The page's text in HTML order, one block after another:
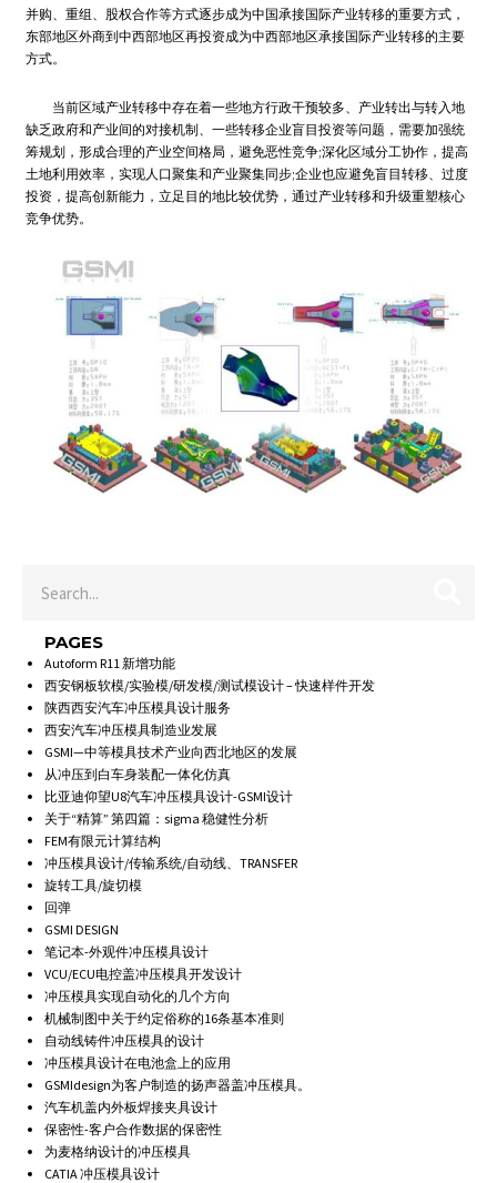
并购、重组、股权合作等方式逐步成为中国承接国际产业转移的重要方式，
东部地区外商到中西部地区再投资成为中西部地区承接国际产业转移的主要
方式。
当前区域产业转移中存在着一些地方行政干预较多、产业转出与转入地
缺乏政府和产业间的对接机制、一些转移企业盲目投资等问题，需要加强统
筹规划，形成合理的产业空间格局，避免恶性竞争;深化区域分工协作，提高
土地利用效率，实现人口聚集和产业聚集同步;企业也应避免盲目转移、过度
投资，提高创新能力，立足目的地比较优势，通过产业转移和升级重塑核心
竞争优势。
PAGES
Autoform R11 新增功能
西安钢板软模/实验模/研发模/测试模设计 – 快速样件开发
陕西西安汽车冲压模具设计服务
西安汽车冲压模具制造业发展
GSMI—中等模具技术产业向西北地区的发展
从冲压到白车身装配一体化仿真
比亚迪仰望U8汽车冲压模具设计-GSMI设计
关于“精算” 第四篇：sigma 稳健性分析
FEM有限元计算结构
冲压模具设计/传输系统/自动线、TRANSFER
旋转工具/旋切模
回弹
GSMI DESIGN
笔记本-外观件冲压模具设计
VCU/ECU电控盖冲压模具开发设计
冲压模具实现自动化的几个方向
机械制图中关于约定俗称的16条基本准则
自动线铸件冲压模具的设计
冲压模具设计在电池盒上的应用
GSMIdesign为客户制造的扬声器盖冲压模具。
汽车机盖内外板焊接夹具设计
保密性-客户合作数据的保密性
为麦格纳设计的冲压模具
CATIA 冲压模具设计